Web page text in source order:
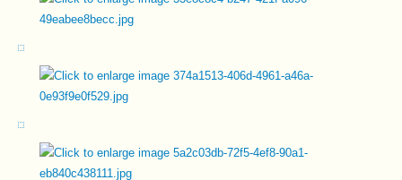
schüchtern, sie genießen dennoch die Zuwendung und den
Man merkt, dass sich Gizmo immer sehr an seinem Bruder und
seinen Entscheidungen orientiert. Er ist recht zurückhaltend im
Er genießt jedoch die Streicheleinheiten und die Aufmerksamkeit die
er nun im Tierheim erhält. Er benötigt auf jeden Fall noch
Selbstvertrauen, und eine Familie, die seine kleine Seele durch eine